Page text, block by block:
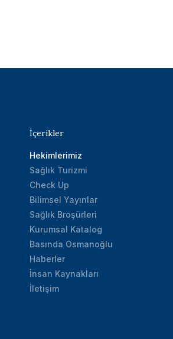
İçerikler
Hekimlerimiz
Sağlık Turizmi
Check Up
Bilimsel Yayınlar
Sağlık Broşürleri
Kurumsal Katalog
Basında Osmanoğlu
Haberler
İnsan Kaynakları
İletişim